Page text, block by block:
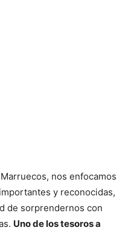
nos enfocamos
y reconocidas,
de sorprendernos con
Uno de los tesoros a